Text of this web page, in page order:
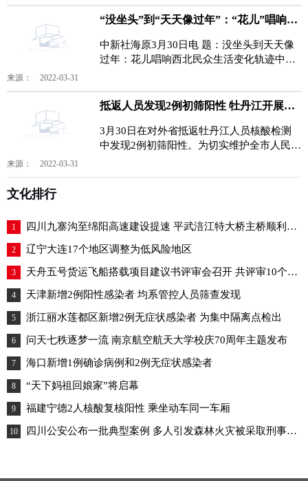
“没坐头”到“天天像过年”：“花儿”唱响西北民众生活变化轨迹
中新社海原3月30日电 题：没坐头到天天像
过年：花儿唱响西北民众生活变化轨迹中新
来源： 2022-03-31
抵返人员发现2例初筛阳性 牡丹江开展区域核酸检测
3月30日在对外省抵返牡丹江人员核酸检测
中发现2例初筛阳性。为切实维护全市人民身
来源： 2022-03-31
文化排行
1 四川九寨沟至绵阳高速建设提速 平武涪江特大桥主桥顺利合龙
2 辽宁大连17个地区调整为低风险地区
3 天舟五号货运飞船搭载项目建议书评审会召开 共评审10个项目
4 天津新增2例阳性感染者 均系管控人员筛查发现
5 浙江丽水莲都区新增2例无症状感染者 为集中隔离点检出
6 问天七秩逐梦一流 南京航空航天大学校庆70周年主题发布
7 海口新增1例确诊病例和2例无症状感染者
8 “天下妈祖回娘家”将启幕
9 福建宁德2人核酸复核阳性 乘坐动车同一车厢
10 四川公安公布一批典型案例 多人引发森林火灾被采取刑事措施